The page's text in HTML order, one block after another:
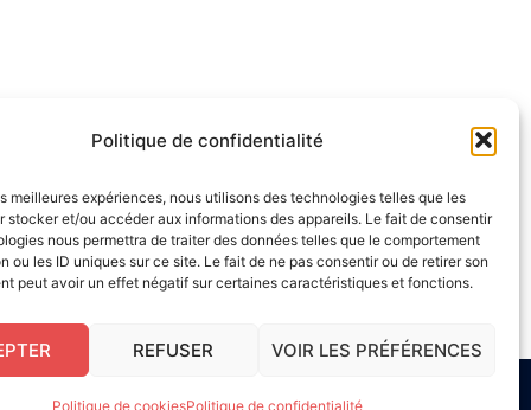
Politique de confidentialité
meilleures expériences, nous utilisons des technologies telles que les
stocker et/ou accéder aux informations des appareils. Le fait de consentir
nous permettra de traiter des données telles que le comportement
ou les ID uniques sur ce site. Le fait de ne pas consentir ou de retirer son
peut avoir un effet négatif sur certaines caractéristiques et fonctions.
REFUSER VOIR LES PRÉFÉRENCES
Politique de cookiesPolitique de confidentialité
ferret.fr
|Site réalisé par Serge Gouvernel